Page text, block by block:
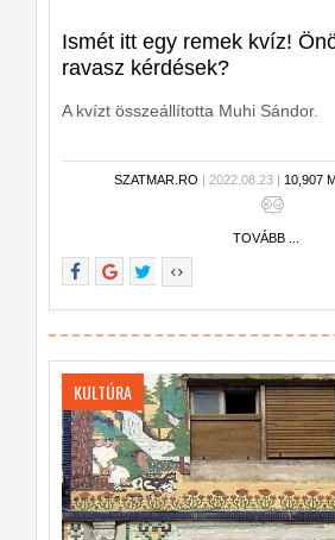
Ismét itt egy remek kvíz!
ravasz kérdések?
A kvízt összeállította Muhi Sándor.
SZATMAR.RO | 2022.08.23 | 10,907
TOVÁBB ...
KULTÚRA